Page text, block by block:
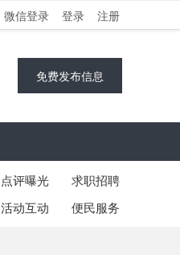
微信登录 登录 注册
免费发布信息
点评曝光
求职招聘
活动互动 便民服务